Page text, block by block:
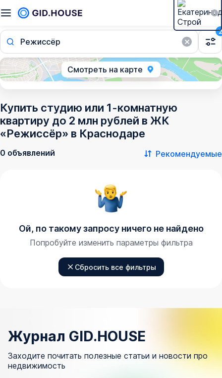
Режиссёр
2
Смотреть на карте
Купить студию или 1-комнатную
квартиру до 2 млн рублей в ЖК
«Режиссёр» в Краснодаре
0 объявлений Рекомендуемые
Ой, по такому запросу ничего не найдено
Попробуйте изменить параметры фильтра
Сбросить все фильтры
Журнал GID.HOUSE
Заходите почитать полезные статьи и новости про
недвижимость